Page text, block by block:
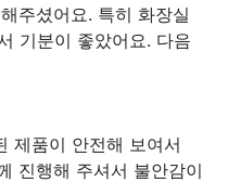
주셨어요. 특히 화장실
기분이 좋았어요. 다음
제품이 안전해 보여서
진행해 주셔서 불안감이